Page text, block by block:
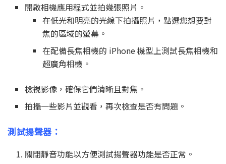
開啟相機應用程式並拍幾張照片。
在低光和明亮的光線下拍攝照片，點選您想要對
焦的區域的螢幕。
在配備長焦相機的 iPhone 機型上測試長焦相機和
超廣角相機。
檢視影像，確保它們清晰且對焦。
拍攝一些影片並觀看，再次檢查是否有問題。
測試揚聲器：
關閉靜音功能以方便測試揚聲器功能是否正常。